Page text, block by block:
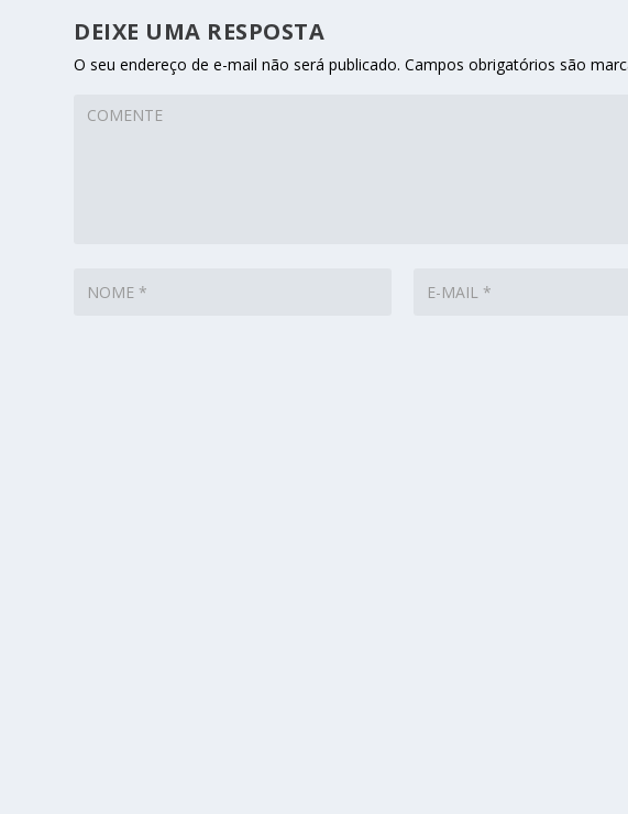
DEIXE UMA RESPOSTA
O seu endereço de e-mail não será publicado. Campos obrigatórios são